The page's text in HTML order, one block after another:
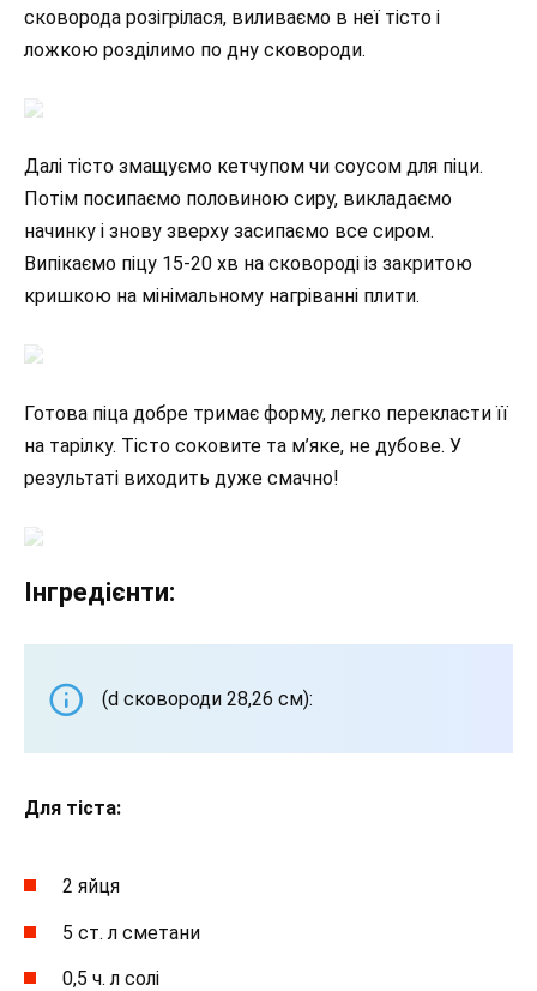
сковорода розігрілася, виливаємо в неї тісто і
ложкою розділимо по дну сковороди.
Далі тісто змащуємо кетчупом чи соусом для піци.
Потім посипаємо половиною сиру, викладаємо
начинку і знову зверху засипаємо все сиром.
Випікаємо піцу 15-20 хв на сковороді із закритою
кришкою на мінімальному нагріванні плити.
Готова піца добре тримає форму, легко перекласти її
на тарілку. Тісто соковите та м’яке, не дубове. У
результаті виходить дуже смачно!
Інгредієнти:
(d сковороди 28,26 см):
Для тіста:
2 яйця
5 ст. л сметани
0,5 ч. л солі